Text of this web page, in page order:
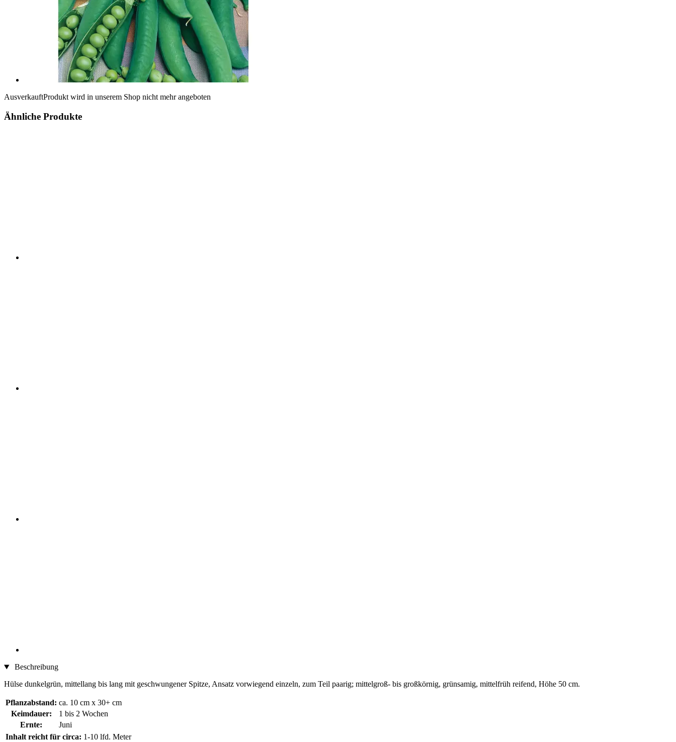
AusverkauftProdukt wird in unserem Shop nicht mehr angeboten
Ähnliche Produkte
Beschreibung
Hülse dunkelgrün, mittellang bis lang mit geschwungener Spitze, Ansatz vorwiegend einzeln, zum Teil paarig; mittelgroß- bis großkörnig, grünsamig, mittelfrüh reifend, Höhe 50 cm.
Pflanzabstand: ca. 10 cm x 30+ cm
Keimdauer:
1 bis 2 Wochen
Ernte:
Juni
Inhalt reicht für circa: 1-10 lfd. Meter